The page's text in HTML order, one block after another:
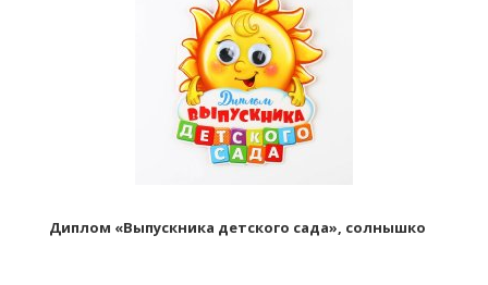
Диплом «Выпускника детского сада», солнышко